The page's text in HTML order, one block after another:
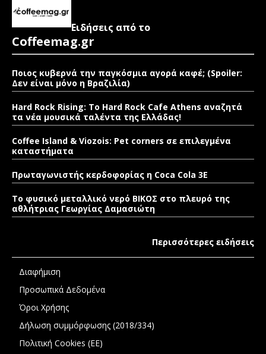
Ειδήσεις από το
Coffeemag.gr
Ποιος κυβερνά την παγκόσμια αγορά καφέ; (Spoiler:
Δεν είναι μόνο η Βραζιλία)
Hard Rock Rising: Το Hard Rock Cafe Athens αναζητά
τα νέα μουσικά ταλέντα της Ελλάδας!
Coffee Island & Viozois: Pet corners σε επιλεγμένα
καταστήματα
Πρωταγωνιστής κερδοφορίας η Coca Cola 3E
Το φυσικό μεταλλικό νερό ΒΙΚΟΣ στο πλευρό της
αθλήτριας Γεωργίας Δαμασιώτη
Περισσότερες ειδήσεις
Διαφήμιση
Προσωπικά Δεδομένα
Όροι Χρήσης
Δήλωση συμμόρφωσης (2018/334)
Πολιτική Cookies (ΕΕ)